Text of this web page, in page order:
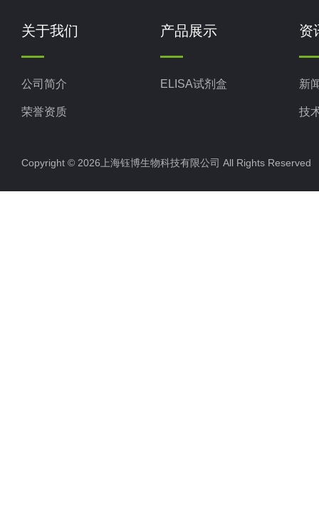
关于我们
公司简介
荣誉资质
产品展示
ELISA试剂盒
资
新
技
Copyright © 2026上海钰博生物科技有限公司 All Rights